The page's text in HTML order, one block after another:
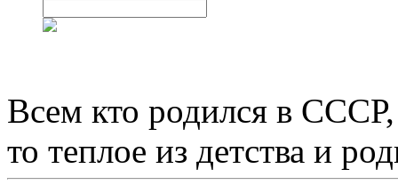
Всем кто родился в
то теплое из детства и